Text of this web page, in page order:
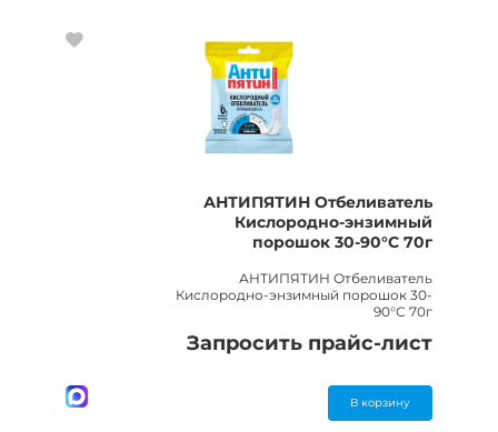
АНТИПЯТИН Отбеливатель
Кислородно-энзимный
порошок 30-90°С 70г
АНТИПЯТИН Отбеливатель
Кислородно-энзимный порошок 30-
90°С 70г
Запросить прайс-лист
В корзину